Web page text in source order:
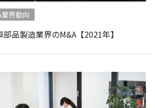
業界動向
品製造業界のM&A【2021年】